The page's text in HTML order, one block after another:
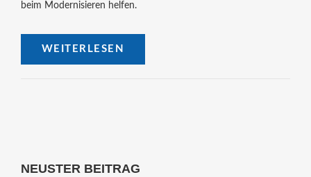
beim Modernisieren helfen.
WEITERLESEN
NEUSTER BEITRAG